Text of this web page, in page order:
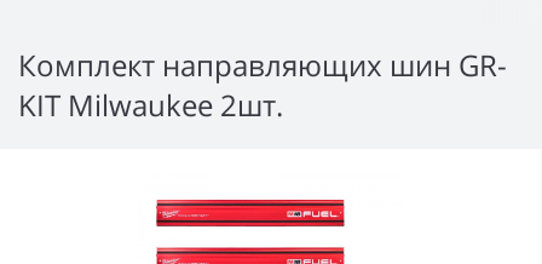
Комплект направляющих шин GR-
KIT Milwaukee 2шт.